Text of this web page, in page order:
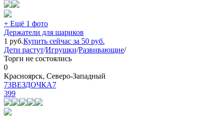
+ Ещё 1 фото
Держатели для шариков
1 руб.Купить сейчас за 50 руб.
Дети растут/Игрушки/Развивающие/
Торги не состоялись
0
Красноярск, Северо-Западный
7ЗВЕЗДОЧКА7
399